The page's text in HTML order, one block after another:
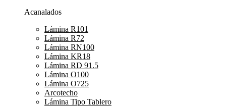
Acanalados
Lámina R101
Lámina R72
Lámina RN100
Lámina KR18
Lámina RD 91.5
Lámina O100
Lámina O725
Arcotecho
Lámina Tipo Tablero